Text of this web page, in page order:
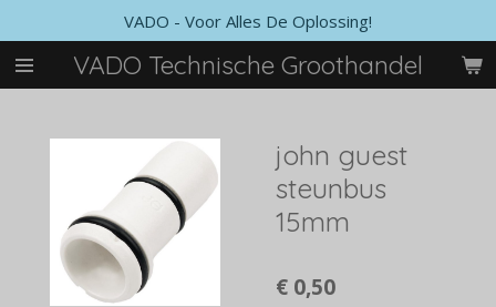
direct
naar
de
VADO Technische Groothandel
VADO - Voor Alles De Oplossing!
john guest
steunbus
15mm
€ 0,50